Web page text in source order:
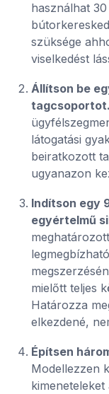
használhat
szüksége
viselkedést
Állítson be
tagcsoportot.
látogatási
beiratkozott
ugyanazon
Indítson egy
egyértelmű
mielőtt teljes
Határozza
elkezdené,
Építsen
Modellezzen